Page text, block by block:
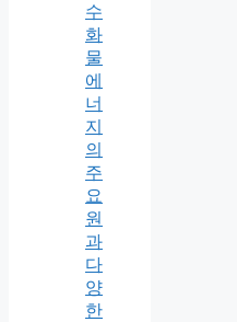
수
화
물
에
너
지
의
주
요
원
과
다
양
한